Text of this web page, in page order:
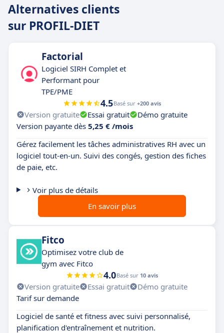
Alternatives clients
sur PROFIL-DIET
Factorial
Logiciel SIRH Complet et
Performant pour
TPE/PME
4.5Basé sur +200 avis
Version gratuite Essai gratuit
Démo gratuite
Version payante dès 5,25 € /mois
Gérez facilement les tâches administratives RH avec un
logiciel tout-en-un. Suivi des congés, gestion des fiches
de paie, etc.
Voir plus de détails
En savoir plus
Fitco
Optimisez votre club de
gym avec Fitco
4.0Basé sur 10 avis
Version gratuite Essai gratuit
Démo gratuite
Tarif sur demande
Logiciel de santé et fitness avec suivi personnalisé,
planification d'entraînement et nutrition.